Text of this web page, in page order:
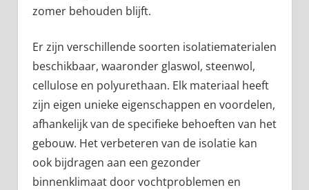
zomer behouden blijft.
Er zijn verschillende soorten isolatiematerialen
beschikbaar, waaronder glaswol, steenwol,
cellulose en polyurethaan. Elk materiaal heeft
zijn eigen unieke eigenschappen en voordelen,
afhankelijk van de specifieke behoeften van het
gebouw. Het verbeteren van de isolatie kan
ook bijdragen aan een gezonder
binnenklimaat door vochtproblemen en